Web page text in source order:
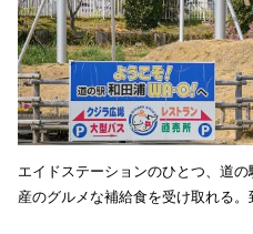
エイドステーションのひとつ、道
産のグルメな補給食を受け取れる